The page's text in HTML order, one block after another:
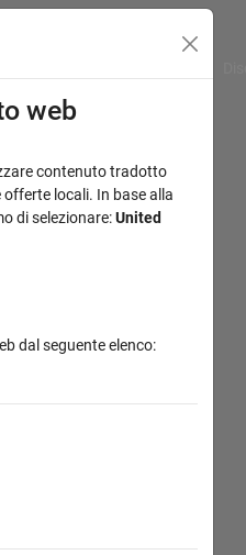
web
contenuto tradotto
offerte locali. In base alla
di selezionare:United
dal seguente elenco: